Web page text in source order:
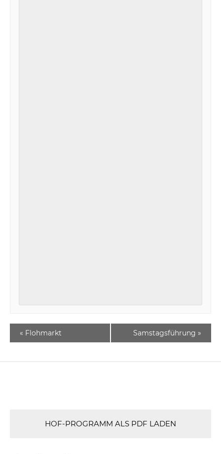
« Flohmarkt Samstagsführung »
HOF-PROGRAMM ALS PDF LADEN